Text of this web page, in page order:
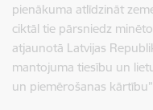
pienākuma atlīdzināt
ciktāl tie pārsniedz
atjaunotā Latvijas
mantojuma tiesību un
un piemērošanas